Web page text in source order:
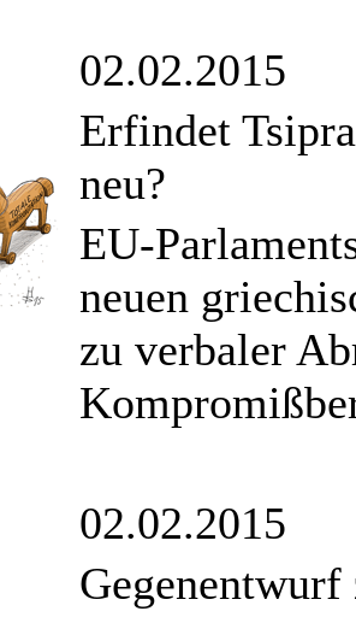
02.02.2015
Erfindet
neu?
EU-
neuen
zu verbaler
02.02.2015